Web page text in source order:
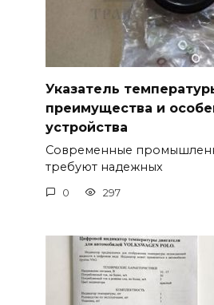
Указатель
преимущества и
устройства
Современные
требуют надежных
0 297